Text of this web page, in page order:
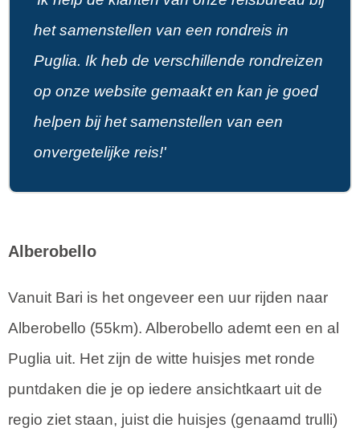
het samenstellen van een rondreis in
Puglia. Ik heb de verschillende rondreizen
op onze website gemaakt en kan je goed
helpen bij het samenstellen van een
onvergetelijke reis!'
Alberobello
Vanuit Bari is het ongeveer een uur rijden naar
Alberobello (55km). Alberobello ademt een en al
Puglia uit. Het zijn de witte huisjes met ronde
puntdaken die je op iedere ansichtkaart uit de
regio ziet staan, juist die huisjes (genaamd trulli)